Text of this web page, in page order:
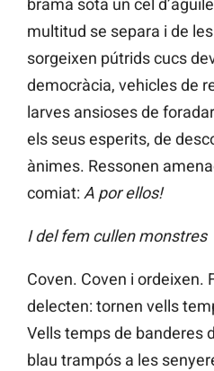
brama sota un cel
multitud se separa i de
sorgeixen pútrids cucs
democràcia, vehicles de
larves ansioses de
els seus esperits, de
ànimes. Ressonen
comiat: A por ellos!
I del fem cullen monstres
Coven. Coven i ordeixen.
delecten: tornen vells
Vells temps de banderes
blau trampós a les